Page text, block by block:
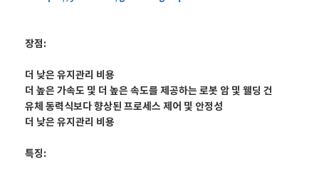
장점:
더 낮은 유지관리 비용
더 높은 가속도 및 더 높은 속도를 제공하는 로봇 암 및 웰딩 건
유체 동력식보다 향상된 프로세스 제어 및 안정성
더 낮은 유지관리 비용​
특징: